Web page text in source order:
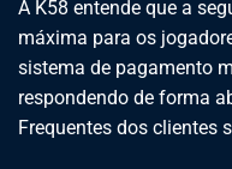
A K58 entende que a
máxima para os
sistema de pagamento
respondendo de forma
Frequentes dos clientes